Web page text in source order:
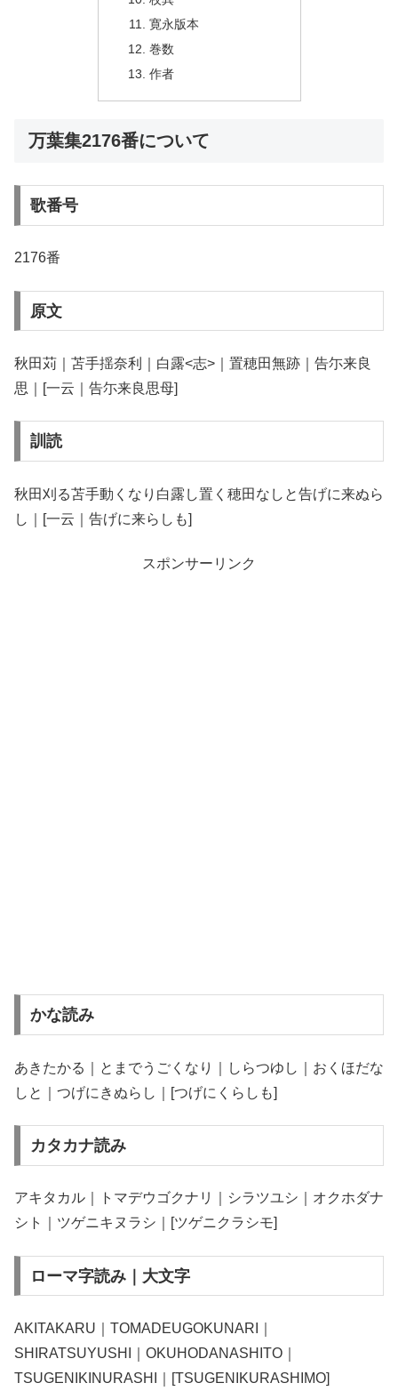
寛永版本
巻数
作者
万葉集2176番について
歌番号
2176番
原文
秋田苅｜苫手揺奈利｜白露<志>｜置穂田無跡｜告尓来良
思｜[一云｜告尓来良思母]
訓読
秋田刈る苫手動くなり白露し置く穂田なしと告げに来ぬら
し｜[一云｜告げに来らしも]
スポンサーリンク
かな読み
あきたかる｜とまでうごくなり｜しらつゆし｜おくほだな
しと｜つげにきぬらし｜[つげにくらしも]
カタカナ読み
アキタカル｜トマデウゴクナリ｜シラツユシ｜オクホダナ
シト｜ツゲニキヌラシ｜[ツゲニクラシモ]
ローマ字読み｜大文字
AKITAKARU｜TOMADEUGOKUNARI｜
SHIRATSUYUSHI｜OKUHODANASHITO｜
TSUGENIKINURASHI｜[TSUGENIKURASHIMO]